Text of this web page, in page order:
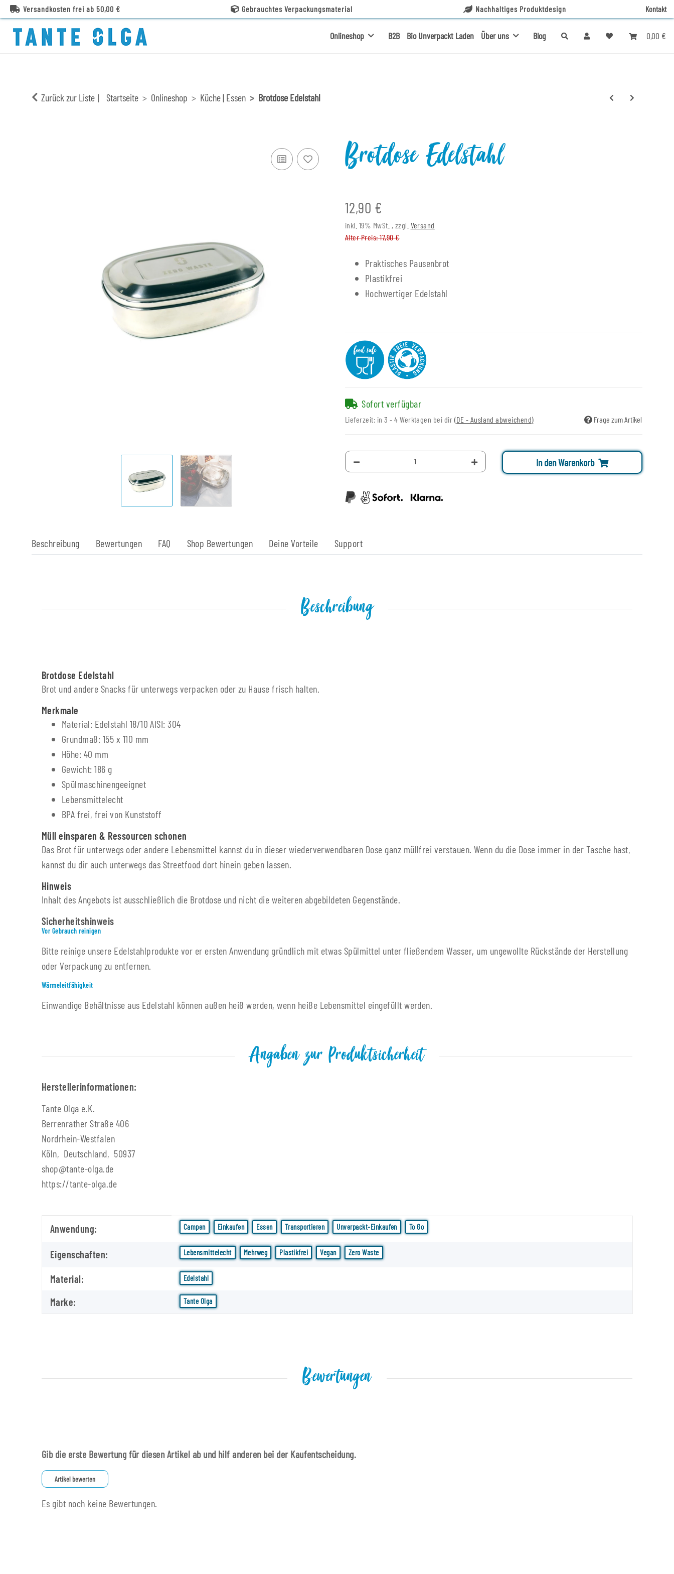
Versandkosten frei ab 50,00 € Gebrauchtes Verpackungsmaterial Nachhaltiges Produktdesign Kontakt
0,00 €
Onlineshop B2B Bio Unverpackt Laden Über uns Blog
Zurück zur Liste Startseite Onlineshop Küche | Essen Brotdose Edelstahl
Brotdose Edelstahl
12,90 €
inkl. 19% MwSt. , zzgl. Versand
Alter Preis: 17,90 €
Praktisches Pausenbrot
Plastikfrei
Hochwertiger Edelstahl
Sofort verfügbar
Lieferzeit: in 3 - 4 Werktagen bei dir (DE - Ausland abweichend) Frage zum Artikel
In den Warenkorb
Beschreibung Bewertungen FAQ Shop Bewertungen Deine Vorteile Support
Beschreibung
Brotdose Edelstahl
Brot und andere Snacks für unterwegs verpacken oder zu Hause frisch halten.
Merkmale
Material: Edelstahl 18/10 AISI: 304
Grundmaß: 155 x 110 mm
Höhe: 40 mm
Gewicht: 186 g
Spülmaschinengeeignet
Lebensmittelecht
BPA frei, frei von Kunststoff
Müll einsparen & Ressourcen schonen
Das Brot für unterwegs oder andere Lebensmittel kannst du in dieser wiederverwendbaren Dose ganz müllfrei verstauen. Wenn du die Dose immer in der Tasche hast,
kannst du dir auch unterwegs das Streetfood dort hinein geben lassen.
Hinweis
Inhalt des Angebots ist ausschließlich die Brotdose und nicht die weiteren abgebildeten Gegenstände.
Sicherheitshinweis
Vor Gebrauch reinigen
Bitte reinige unsere Edelstahlprodukte vor er ersten Anwendung gründlich mit etwas Spülmittel unter fließendem Wasser, um ungewollte Rückstände der Herstellung
oder Verpackung zu entfernen.
Wärmeleitfähigkeit
Einwandige Behältnisse aus Edelstahl können außen heiß werden, wenn heiße Lebensmittel eingefüllt werden.
Angaben zur Produktsicherheit
Herstellerinformationen:
Tante Olga e.K.
Berrenrather Straße 406
Nordrhein-Westfalen
Köln, Deutschland, 50937
shop@tante-olga.de
https://tante-olga.de
Produkteigenschaft
Wert
Anwendung: Campen Einkaufen Essen Transportieren Unverpackt-Einkaufen To Go
Eigenschaften: Lebensmittelecht Mehrweg Plastikfrei Vegan Zero Waste
Material: Edelstahl
Marke: Tante Olga
Bewertungen
Gib die erste Bewertung für diesen Artikel ab und hilf anderen bei der Kaufentscheidung.
Artikel bewerten
Es gibt noch keine Bewertungen.